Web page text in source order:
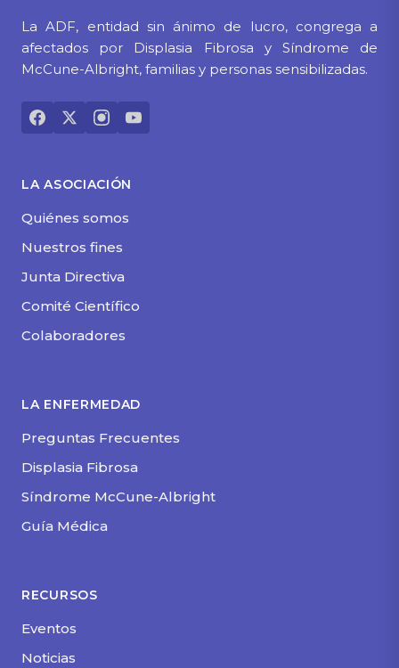
La ADF, entidad sin ánimo de lucro, congrega a
afectados por Displasia Fibrosa y Síndrome de
McCune-Albright, familias y personas sensibilizadas.
LA ASOCIACIÓN
Quiénes somos
Nuestros fines
Junta Directiva
Comité Científico
Colaboradores
LA ENFERMEDAD
Preguntas Frecuentes
Displasia Fibrosa
Síndrome McCune-Albright
Guía Médica
RECURSOS
Eventos
Noticias